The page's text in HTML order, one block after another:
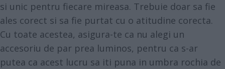
si unic pentru fiecare mireasa. Trebuie doar sa fie
ales corect si sa fie purtat cu o atitudine corecta.
Cu toate acestea, asigura-te ca nu alegi un
accesoriu de par prea luminos, pentru ca s-ar
putea ca acest lucru sa iti puna in umbra rochia de